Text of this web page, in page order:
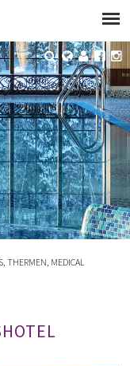
THERMEN, MEDICAL